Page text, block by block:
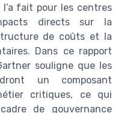
fait pour les centres
directs sur la
de coûts et la
Dans ce rapport
souligne que les
un composant
critiques, ce qui
de gouvernance